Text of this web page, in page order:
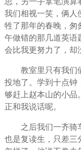
我们相视一笑，俩人
牲了那年的春晚，匆
午做错的那几道英语
会比我更努力了，却
教室里只有我们
投地了。学到十点钟
够赶上赵本山的小品
正和我说话呢。
之后我们一齐骑
也是复读生，只差三